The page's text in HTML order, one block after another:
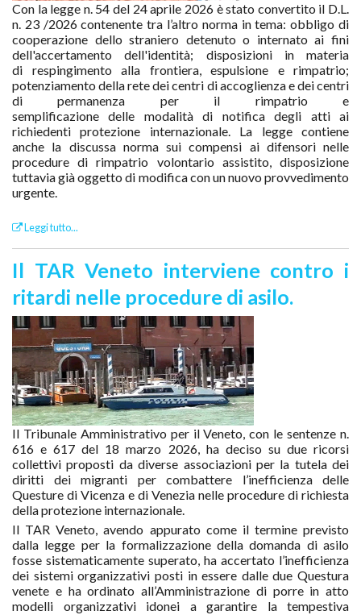
Con la legge n. 54 del 24 aprile 2026 è stato convertito il D.L.
n. 23 /2026 contenente tra l’altro norma in tema: obbligo di
cooperazione dello straniero detenuto o internato ai fini
dell'accertamento dell'identità; disposizioni in materia
di
respingimento alla frontiera, espulsione e rimpatrio;
potenziamento della rete dei centri di accoglienza e dei centri
di permanenza per il rimpatrio e
semplificazione delle modalità di notifica degli atti ai
richiedenti protezione internazionale. La legge contiene
anche la discussa norma sui compensi ai difensori nelle
procedure di rimpatrio volontario assistito, disposizione
tuttavia già oggetto di modifica con un nuovo provvedimento
urgente.
Leggi tutto...
Il TAR Veneto interviene contro i
ritardi nelle procedure di asilo.
Il Tribunale Amministrativo per il Veneto, con le sentenze n.
616 e 617 del 18 marzo 2026, ha deciso su due ricorsi
collettivi proposti da diverse associazioni per la tutela dei
diritti dei migranti per combattere l’inefficienza delle
Questure di Vicenza e di Venezia nelle procedure di richiesta
della protezione internazionale.
Il TAR Veneto, avendo appurato come il termine previsto
dalla legge per la formalizzazione della domanda di asilo
fosse sistematicamente superato, ha accertato l’inefficienza
dei sistemi organizzativi posti in essere dalle due Questura
venete e ha ordinato all’Amministrazione di porre in atto
modelli organizzativi idonei a garantire la tempestiva